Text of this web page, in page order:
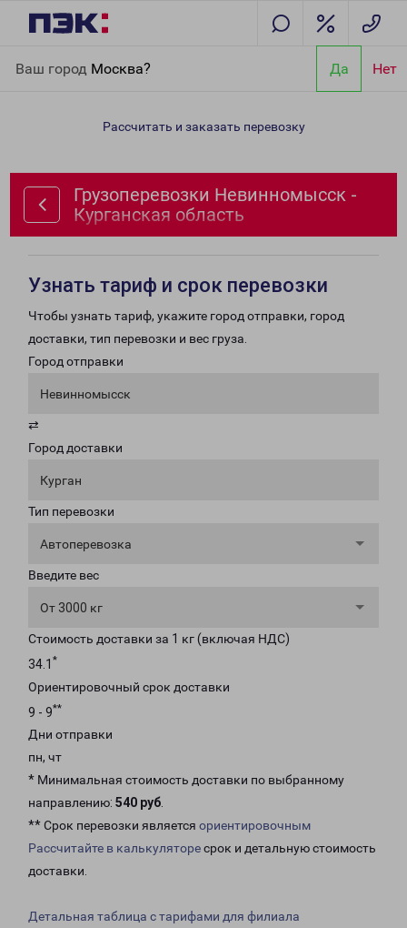
Ваш город Москва? Да Нет
Курганская область
Рассчитать и заказать перевозку
Грузоперевозки Невинномысск -
Курганская область
Узнать тариф и срок перевозки
Чтобы узнать тариф, укажите город отправки, город
доставки, тип перевозки и вес груза.
Город отправки
Невинномысск
⇄
Город доставки
Курган
Тип перевозки
Автоперевозка
Введите вес
От 3000 кг
Стоимость доставки за 1 кг (включая НДС)
34.1 *
Ориентировочный срок доставки
9 - 9**
Дни отправки
пн, чт
* Минимальная стоимость доставки по выбранному
направлению: 540 руб.
** Срок перевозки является ориентировочным
Рассчитайте в калькуляторесрок и детальную стоимость
доставки.
Детальная таблица с тарифами для филиала